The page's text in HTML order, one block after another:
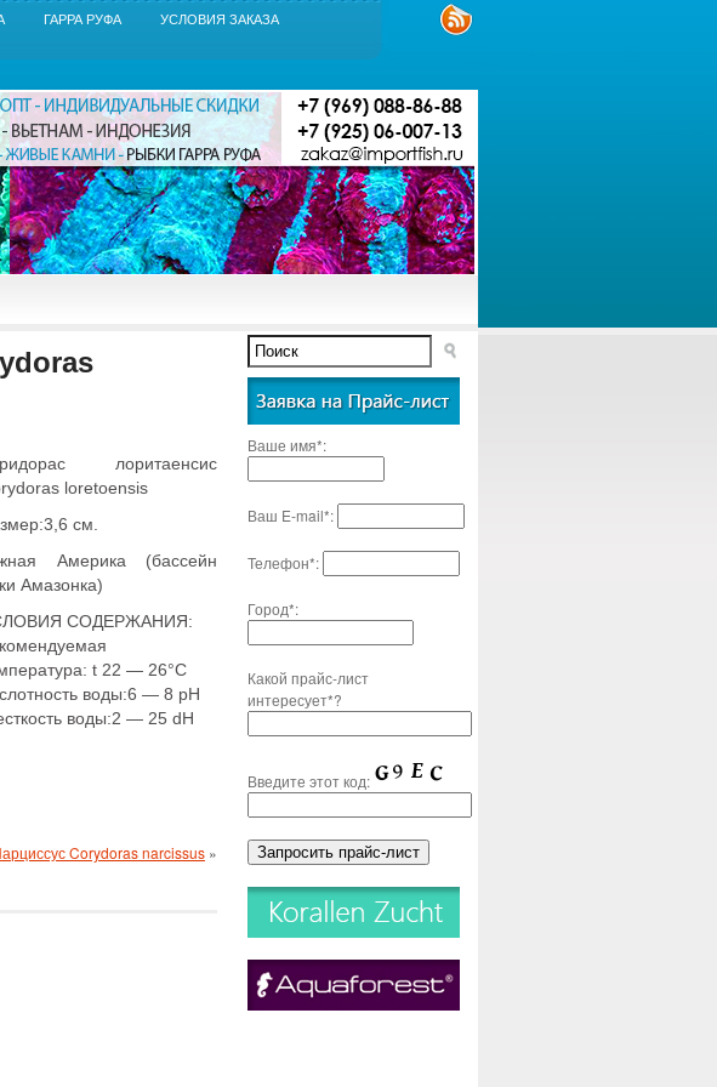
ГАРРА РУФА УСЛОВИЯ ЗАКАЗА
лоритаенсис
loretoensis
см.
Америка (бассейн
Амазонка)
СОДЕРЖАНИЯ:
t 22 — 26°С
воды:6 — 8 pH
воды:2 — 25 dH
Corydoras narcissus »
Ваше имя*:
Ваш E-mail*:
Телефон*:
Город*:
Какой прайс-лист
интересует*?
Введите этот код: